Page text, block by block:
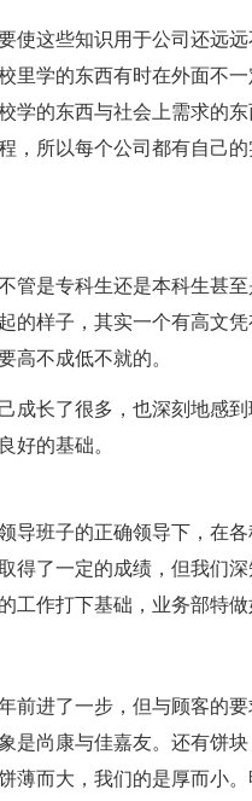
使这些知识用于公司还远远
里学的东西有时在外面不
学的东西与社会上需求的
，所以每个公司都有自己
管是专科生还是本科生甚
的样子，其实一个有高文
高不成低不就的。
成长了很多，也深刻地感
好的基础。
导班子的正确领导下，在
得了一定的成绩，但我们
工作打下基础，业务部特做
前进了一步，但与顾客的
是尚康与佳嘉友。还有饼
薄而大，我们的是厚而小